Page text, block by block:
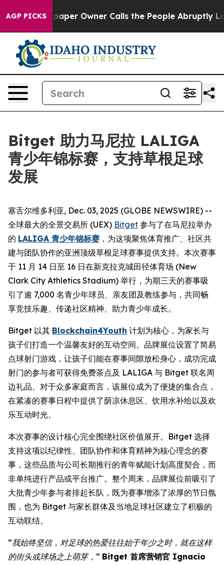
AGP PICKS
Newspaper Owner Calls the People Abruptly Laid
Bitget 助力马尼拉 LALIGA
青少年锦标赛，支持草根足球
发展
塞舌尔维多利亚, Dec. 03, 2025 (GLOBE NEWSWIRE) --
全球最大的全景交易所 (UEX) Bitget 参与了在马尼拉举办
的 LALIGA 青少年锦标赛 ，为这项聚焦体育推广、社区共
建与团队协作的亚洲顶级草根足球赛事提供支持。本次赛事
于 11 月 14 日至 16 日在新克拉克城田径体育场 (New
Clark City Athletics Stadium) 举行，为期三天的赛事吸
引了逾 7,000 名青少年球员、亲友团及教练参与，共同畅
享竞技乐趣、传递社区精神、助力青少年成长。
Bitget 以其 Blockchain4Youth 计划为核心，为家长与
孩子们打造一个温馨友好的互动空间。品牌展位设置了简易
点球射门游戏，让孩子们能在赛事间隙放松身心，成功完成
射门的参与者可获得免费茶点及 LALIGA 与 Bitget 联名周
边礼品。对于众多家庭而言，该展位成为了便捷的集合点，
在紧凑的赛事日程中提供了荫凉休息区、饮用水补给以及欢
乐互动时光。
本次赛事的设计核心完全围绕社区价值展开。Bitget 选择
支持这项以纪律性、团队协作和体育精神为核心理念的赛
事，这些品质与公司长期推行的青年赋能计划高度契合，而
非单纯进行产品或平台推广。整个周末，品牌展位前吸引了
大批青少年参与者排起长队，既为赛事增添了浓厚的节日氛
围，也为 Bitget 与家长群体及当地足球社区建立了积极的
互动联结。
“我始终坚信，对足球的热爱往往始于年少之时，就在这样
的街头或球场之上萌芽，” Bitget 首席营销官 Ignacio